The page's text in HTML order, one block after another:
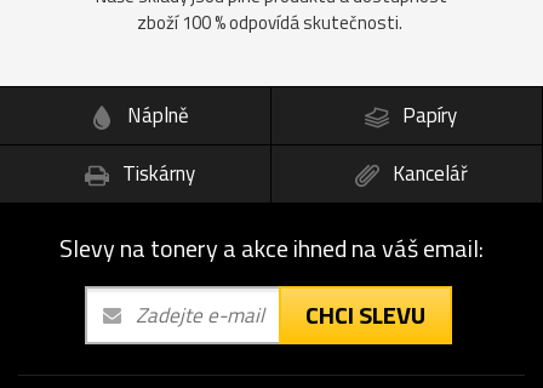
zboží 100 % odpovídá skutečnosti.
Náplně
Papíry
Tiskárny
Kancelář
Slevy na tonery a akce ihned na váš email:
CHCI SLEVU